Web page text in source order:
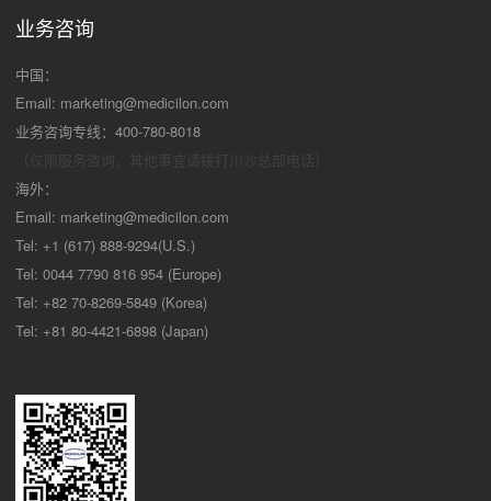
业务咨询
中国：
Email: marketing@medicilon.com
业务咨询专线：400-780-8018
海外：
Email: marketing@medicilon.com
Tel: +1 (617) 888-9294(U.S.)
Tel: 0044 7790 816 954 (Europe)
Tel: +82 70-8269-5849 (Korea)
Tel: +81 80-4421-6898 (Japan)